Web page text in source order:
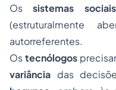
Ossistemas sociais
(estruturalmente
autorreferentes.
Ostecnólogos
variância das